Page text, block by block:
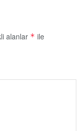
alanlar * ile